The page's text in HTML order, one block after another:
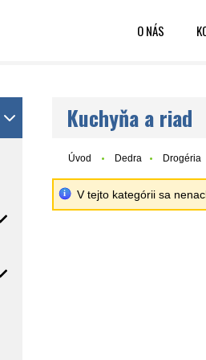
O NÁS
Kuchyňa a riad
Úvod Dedra Drogéria
V tejto kategórii sa